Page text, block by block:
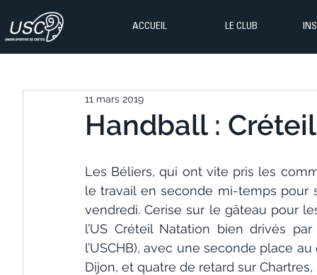
ACCUEIL LE CLUB
Handball :
11 mars 2019
Les Béliers, qui ont vite pris les
le travail en seconde mi-temps pour
vendredi. Cerise sur le gâteau pour
l’US Créteil Natation bien drivés
l’USCHB), avec une seconde place
Dijon, et quatre de retard sur Chartres,